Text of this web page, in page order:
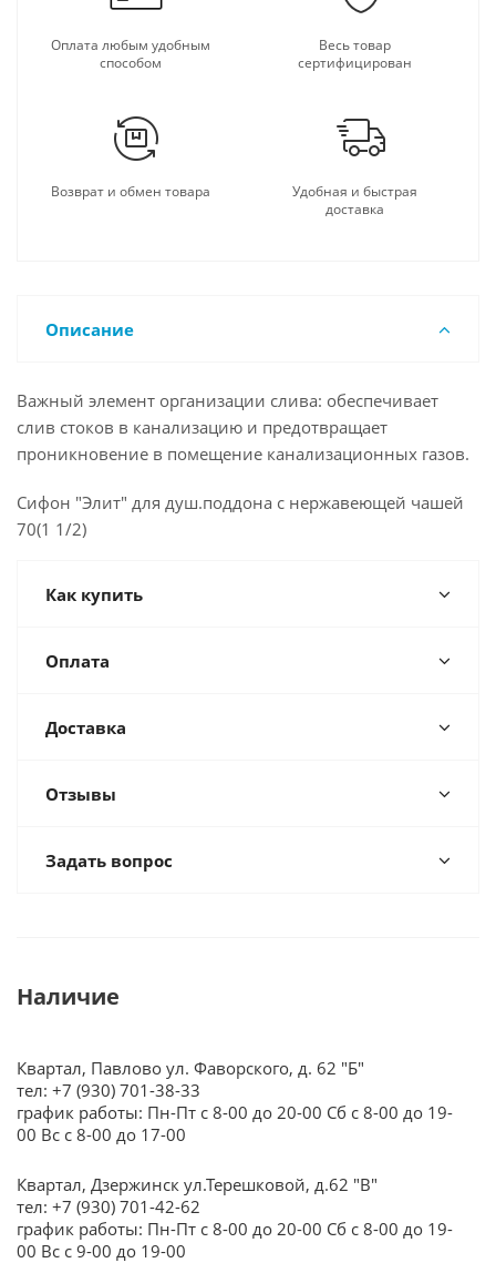
Оплата любым удобным
способом
Весь товар
сертифицирован
Возврат и обмен товара
Удобная и быстрая
доставка
Описание
Важный элемент организации слива: обеспечивает
слив стоков в канализацию и предотвращает
проникновение в помещение канализационных газов.
Сифон "Элит" для душ.поддона с нержавеющей чашей
70(1 1/2)
Как купить
Оплата
Доставка
Отзывы
Задать вопрос
Наличие
Квартал, Павлово ул. Фаворского, д. 62 "Б"
тел: +7 (930) 701-38-33
график работы: Пн-Пт с 8-00 до 20-00 Сб с 8-00 до 19-
00 Вс с 8-00 до 17-00
Квартал, Дзержинск ул.Терешковой, д.62 "В"
тел: +7 (930) 701-42-62
график работы: Пн-Пт с 8-00 до 20-00 Сб с 8-00 до 19-
00 Вс с 9-00 до 19-00